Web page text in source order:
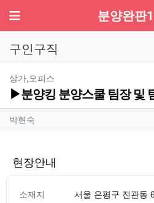
메뉴 분양완판
구인구직
상가,오피스
▶분양킹 분양스쿨 팀장 및
작성자 정보
박현숙
현장안내
소재지 서울 은평구 진관동